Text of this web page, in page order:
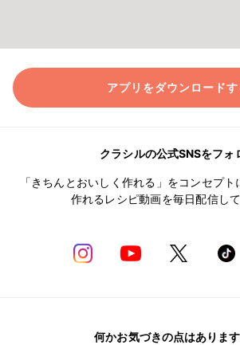
アプリをダウンロードす
クラシルの公式SNSをフォ
「きちんとおいしく作れる」をコンセプト
作れるレシピ動画を毎日配信して
何かお気づきの点はありま